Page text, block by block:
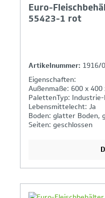
Euro-
55423-1 rot
Artikelnummer: 1916/
Eigenschaften:
Außenmaße: 600 x 400
PalettenTyp:
Lebensmittelecht: Ja
Boden: glatter Boden,
Seiten: geschlossen